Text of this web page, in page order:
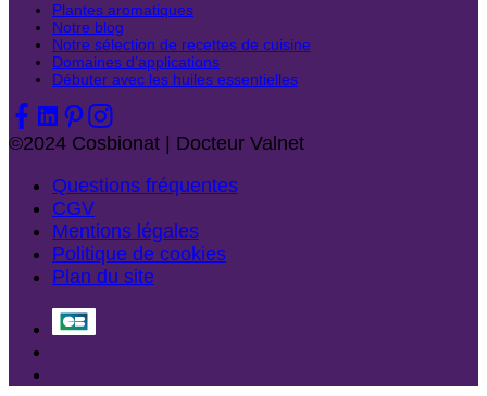
Plantes aromatiques
Notre blog
Notre sélection de recettes de cuisine
Domaines d’applications
Débuter avec les huiles essentielles
©2024 Cosbionat | Docteur Valnet
Questions fréquentes
CGV
Mentions légales
Politique de cookies
Plan du site